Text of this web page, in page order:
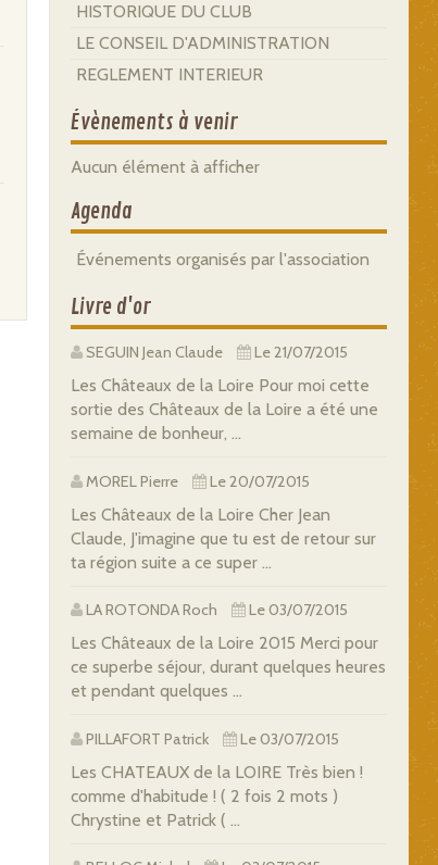
HISTORIQUE DU CLUB
LE CONSEIL D'ADMINISTRATION
REGLEMENT INTERIEUR
Évènements à venir
Aucun élément à afficher
Agenda
Événements organisés par l'association
Livre d'or
SEGUIN Jean Claude Le 21/07/2015
Les Châteaux de la Loire Pour moi cette
sortie des Châteaux de la Loire a été une
semaine de bonheur, ...
MOREL Pierre Le 20/07/2015
Les Châteaux de la Loire Cher Jean
Claude, J'imagine que tu est de retour sur
ta région suite a ce super ...
LA ROTONDA Roch Le 03/07/2015
Les Châteaux de la Loire 2015 Merci pour
ce superbe séjour, durant quelques heures
et pendant quelques ...
PILLAFORT Patrick Le 03/07/2015
Les CHATEAUX de la LOIRE Très bien !
comme d'habitude ! ( 2 fois 2 mots )
Chrystine et Patrick ( ...